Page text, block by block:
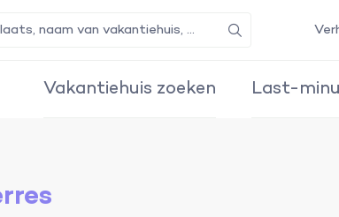
Zoeken
Vakantiehuis zoeken Last-